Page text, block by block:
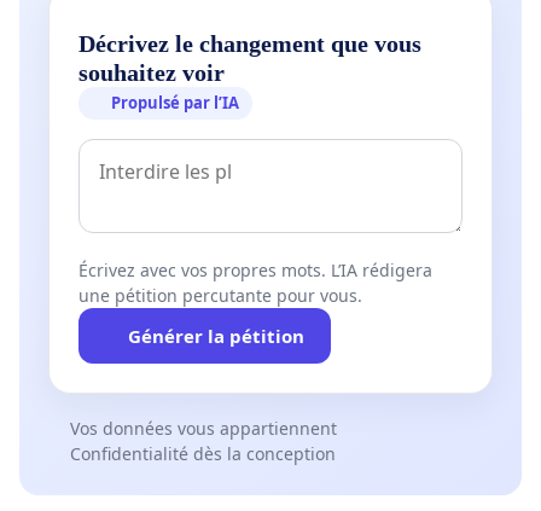
Décrivez le changement que vous
souhaitez voir
Propulsé par l’IA
Écrivez avec vos propres mots. L’IA rédigera
une pétition percutante pour vous.
Générer la pétition
Vos données vous appartiennent
Confidentialité dès la conception